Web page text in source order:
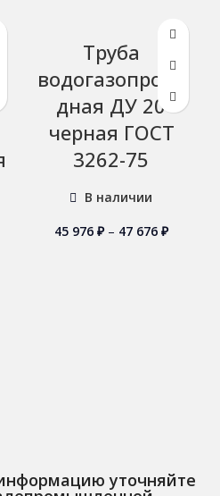
Труба
водогазопрово
дная ДУ 20
черная ГОСТ
3262-75
В наличии
45 976 ₽ – 47 676 ₽
уточняйте